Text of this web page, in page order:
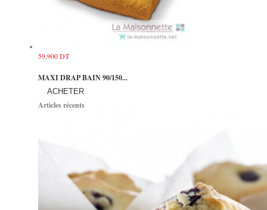
59,900 DT
MAXI DRAP BAIN 90/150...
ACHETER
Articles récents